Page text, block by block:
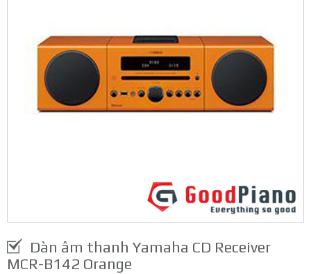
Dàn âm thanh Yamaha CD Receiver
MCR-B142 Orange